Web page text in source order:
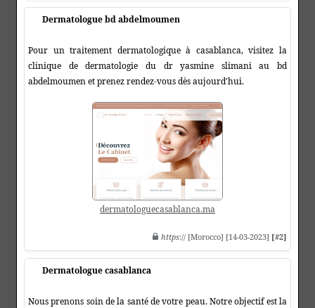
Dermatologue bd abdelmoumen
Pour un traitement dermatologique à casablanca, visitez la
clinique de dermatologie du dr yasmine slimani au bd
abdelmoumen et prenez rendez-vous dès aujourd'hui.
dermatologuecasablanca.ma
https:// [Morocco] [14-03-2023] [#2]
Dermatologue casablanca
Nous prenons soin de la santé de votre peau. Notre objectif est la